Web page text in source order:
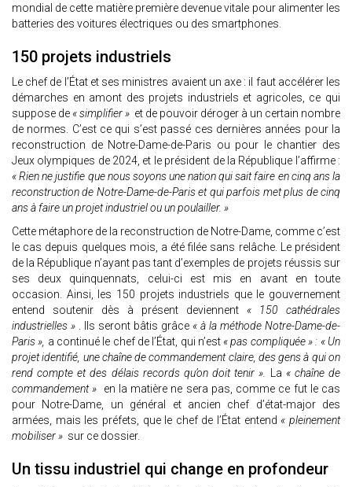
mondial de cette matière première devenue vitale pour alimenter les
batteries des voitures électriques ou des smartphones.
150 projets industriels
Le chef de l’État et ses ministres avaient un axe : il faut accélérer les
démarches en amont des projets industriels et agricoles, ce qui
suppose de « simplifier » et de pouvoir déroger à un certain nombre
de normes. C’est ce qui s’est passé ces dernières années pour la
reconstruction de Notre-Dame-de-Paris ou pour le chantier des
Jeux olympiques de 2024, et le président de la République l’affirme :
« Rien ne justifie que nous soyons une nation qui sait faire en cinq ans la
reconstruction de Notre-Dame-de-Paris et qui parfois met plus de cinq
ans à faire un projet industriel ou un poulailler. »
Cette métaphore de la reconstruction de Notre-Dame, comme c’est
le cas depuis quelques mois, a été filée sans relâche. Le président
de la République n’ayant pas tant d’exemples de projets réussis sur
ses deux quinquennats, celui-ci est mis en avant en toute
occasion. Ainsi, les 150 projets industriels que le gouvernement
entend soutenir dès à présent deviennent « 150 cathédrales
industrielles » . Ils seront bâtis grâce « à la méthode Notre-Dame-de-
Paris », a continué le chef de l’État, qui n’est« pas compliquée » : « Un
projet identifié, une chaîne de commandement claire, des gens à qui on
rend compte et des délais records qu’on doit tenir ». La « chaîne de
commandement »
en la matière ne sera pas, comme ce fut le cas
pour Notre-Dame, un général et ancien chef d’état-major des
armées, mais les préfets, que le chef de l’État entend « pleinement
mobiliser » sur ce dossier.
Un tissu industriel qui change en profondeur